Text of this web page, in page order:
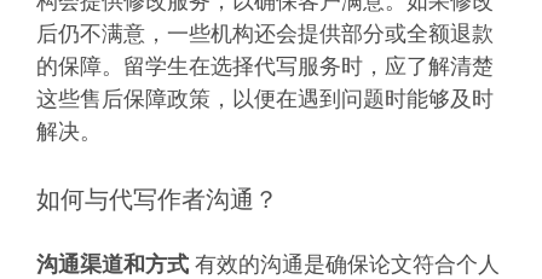
后仍不满意，一些机构还会提供部分或全额退款
的保障。留学生在选择代写服务时，应了解清楚
这些售后保障政策，以便在遇到问题时能够及时
解决。
如何与代写作者沟通？
沟通渠道和方式 有效的沟通是确保论文符合个人